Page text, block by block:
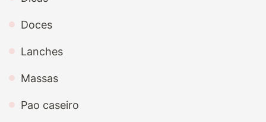
Doces
Lanches
Massas
Pao caseiro